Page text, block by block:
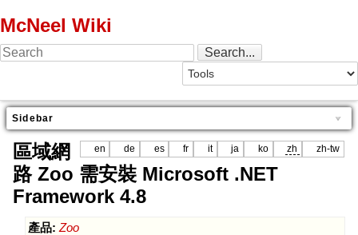
McNeel Wiki
Sidebar
en de es fr it ja ko zh zh-tw
區域網
路 Zoo 需安裝 Microsoft .NET
Framework 4.8
產品: Zoo